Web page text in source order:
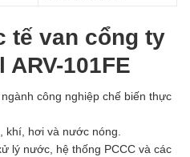
tế van cổng ty
101FE
công nghiệp chế biến thực
khí, hơi và nước nóng.
lý nước, hệ thống PCCC và các